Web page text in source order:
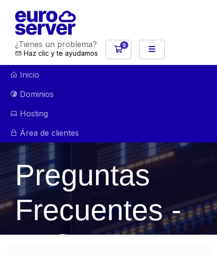
¿Tienes un problema?
Haz clic y te ayudamos
0
Carro de Pedidos
Inicio
Dominios
Hosting
Área de clientes
Preguntas
Frecuentes -
FAQ